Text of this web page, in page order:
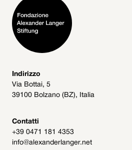
Indirizzo
Via Bottai, 5
39100 Bolzano (BZ), Italia
Contatti
+39 0471 181 4353
info@alexanderlanger.net